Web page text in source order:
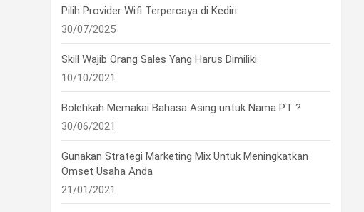
Pilih Provider Wifi Terpercaya di Kediri
30/07/2025
Skill Wajib Orang Sales Yang Harus Dimiliki
10/10/2021
Bolehkah Memakai Bahasa Asing untuk Nama PT ?
30/06/2021
Gunakan Strategi Marketing Mix Untuk Meningkatkan
Omset Usaha Anda
21/01/2021